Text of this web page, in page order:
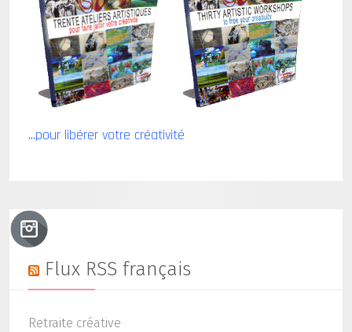
...pour libérer votre créativité
Flux RSS français
Retraite créative